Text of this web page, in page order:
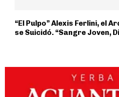
“El Pulpo” Alexis Ferlini, el
se Suicidó. “Sangre Joven,